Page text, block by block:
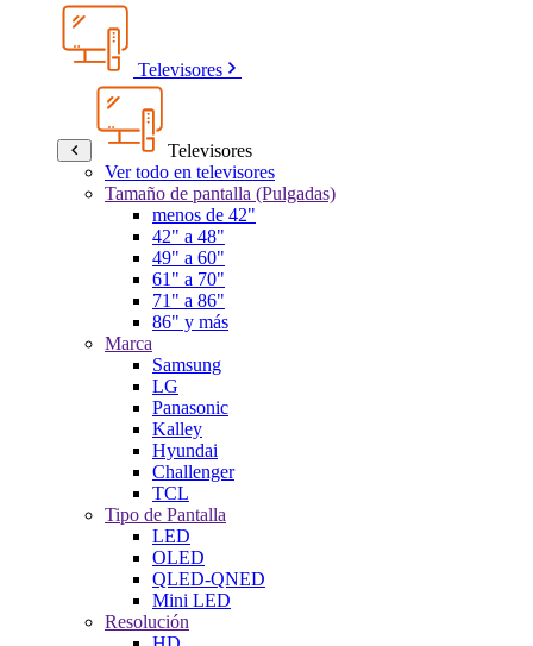
Televisores
Televisores
Ver todo en televisores
Tamaño de pantalla (Pulgadas)
menos de 42"
42" a 48"
49" a 60"
61" a 70"
71" a 86"
86" y más
Marca
Samsung
LG
Panasonic
Kalley
Hyundai
Challenger
TCL
Tipo de Pantalla
LED
OLED
QLED-QNED
Mini LED
Resolución